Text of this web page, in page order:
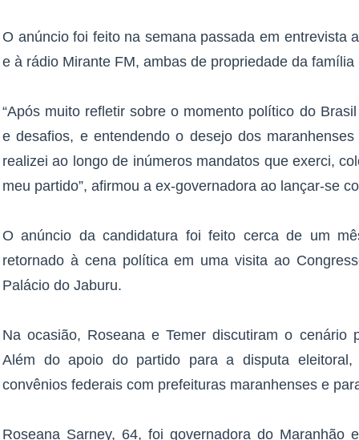
O anúncio foi feito na semana passada em entrevista
e à rádio Mirante FM, ambas de propriedade da família
“Após muito refletir sobre o momento político do
e desafios, e entendendo o desejo dos
realizei ao longo de inúmeros mandatos que exerci,
meu partido”, afirmou a ex-governadora ao lançar-se
O anúncio da candidatura foi feito cerca de um
retornado à cena política em uma visita ao
Palácio do Jaburu.
Na ocasião, Roseana e Temer discutiram o cenário
Além do apoio do partido para a disputa eleitoral,
convênios federais com prefeituras maranhenses e
Roseana Sarney, 64, foi governadora do Maranhão